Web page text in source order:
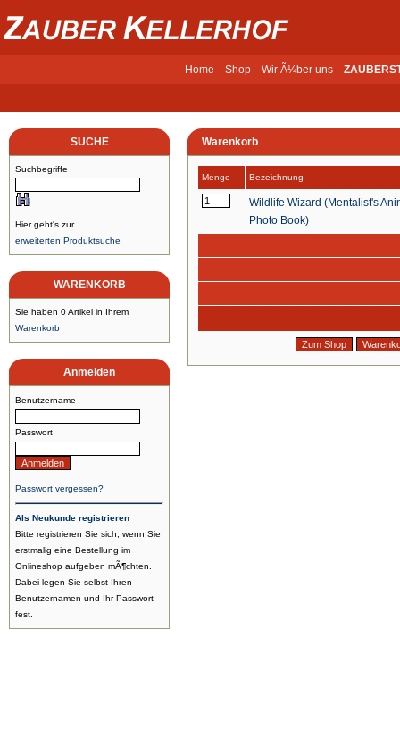
Home Shop Wir Ã¼ber uns
SUCHE
Suchbegriffe
Hier geht's zur
erweiterten Produktsuche
WARENKORB
Sie haben 0 Artikel in Ihrem
Warenkorb
Anmelden
Benutzername
Passwort
Passwort vergessen?
Als Neukunde registrieren
Bitte registrieren Sie sich, wenn Sie
erstmalig eine Bestellung im
Onlineshop aufgeben mÃ¶chten.
Dabei legen Sie selbst Ihren
Benutzernamen und Ihr Passwort
fest.
Warenkorb
Menge Bezeichnung
Wildlife Wizard (Mentalist's
Photo Book)